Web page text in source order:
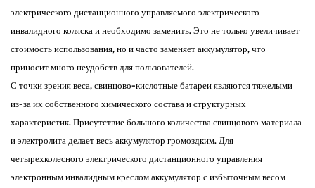
электрического дистанционного управляемого электрического
инвалидного коляска и необходимо заменить. Это не только увеличивает
стоимость использования, но и часто заменяет аккумулятор, что
приносит много неудобств для пользователей. ​
С точки зрения веса, свинцово-кислотные батареи являются тяжелыми
из-за их собственного химического состава и структурных
характеристик. Присутствие большого количества свинцового материала
и электролита делает весь аккумулятор громоздким. Для
четырехколесного электрического дистанционного управления
электронным инвалидным креслом аккумулятор с избыточным весом